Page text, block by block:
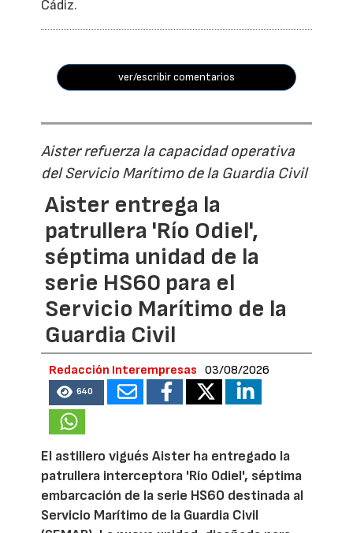
Cádiz.
ver/escribir comentarios
Aister refuerza la capacidad operativa
del Servicio Marítimo de la Guardia Civil
Aister entrega la
patrullera 'Río Odiel',
séptima unidad de la
serie HS60 para el
Servicio Marítimo de la
Guardia Civil
Redacción Interempresas 03/08/2026
640
El astillero vigués Aister ha entregado la
patrullera interceptora 'Río Odiel', séptima
embarcación de la serie HS60 destinada al
Servicio Marítimo de la Guardia Civil